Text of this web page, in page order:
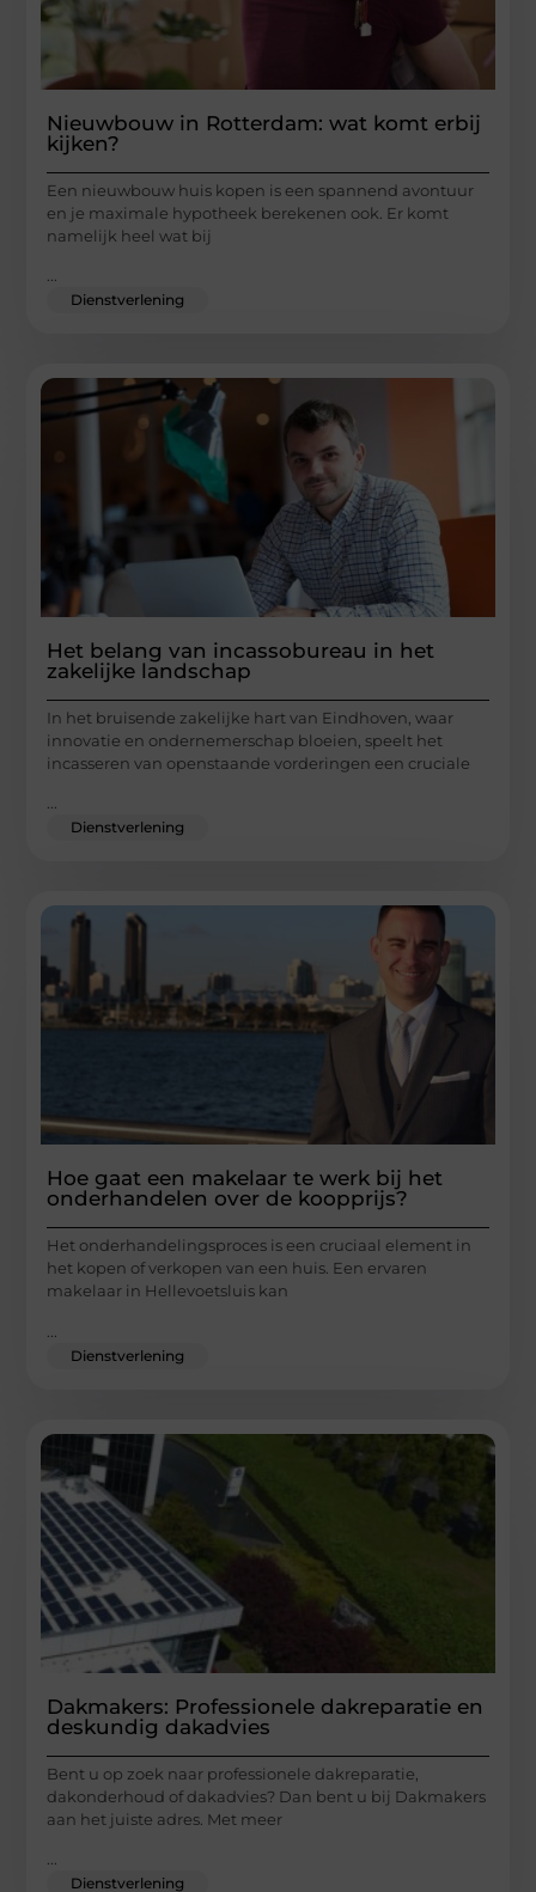
Nieuwbouw in Rotterdam: wat komt erbij
kijken?
Een nieuwbouw huis kopen is een spannend avontuur
en je maximale hypotheek berekenen ook. Er komt
namelijk heel wat bij
Dienstverlening
Het belang van incassobureau in het
zakelijke landschap
In het bruisende zakelijke hart van Eindhoven, waar
innovatie en ondernemerschap bloeien, speelt het
incasseren van openstaande vorderingen een cruciale
...
Dienstverlening
Hoe gaat een makelaar te werk bij het
onderhandelen over de koopprijs?
Het onderhandelingsproces is een cruciaal element in
het kopen of verkopen van een huis. Een ervaren
makelaar in Hellevoetsluis kan
Dienstverlening
Dakmakers: Professionele dakreparatie en
deskundig dakadvies
Bent u op zoek naar professionele dakreparatie,
dakonderhoud of dakadvies? Dan bent u bij Dakmakers
aan het juiste adres. Met meer
...
Dienstverlening